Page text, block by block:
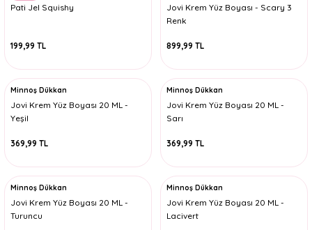
Pati Jel Squishy
199,99 TL
Jovi Krem Yüz Boyası - Scary 3
Renk
899,99 TL
Minnoş Dükkan
Jovi Krem Yüz Boyası 20 ML -
Yeşil
369,99 TL
Minnoş Dükkan
Jovi Krem Yüz Boyası 20 ML -
Sarı
369,99 TL
Minnoş Dükkan
Jovi Krem Yüz Boyası 20 ML -
Turuncu
Minnoş Dükkan
Jovi Krem Yüz Boyası 20 ML -
Lacivert